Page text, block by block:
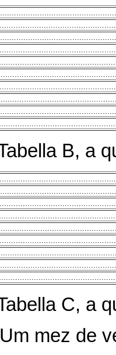
B, a
C, a
Um mez de